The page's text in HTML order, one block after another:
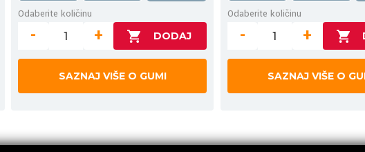
Odaberite količinu
- +
SAZNAJ VIŠE O GUMI
Odaberite količinu
- +
SAZNAJ VIŠE O